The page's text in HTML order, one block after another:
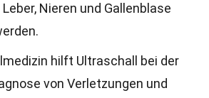
Nieren und Gallenblase
hilft Ultraschall bei der
von Verletzungen und